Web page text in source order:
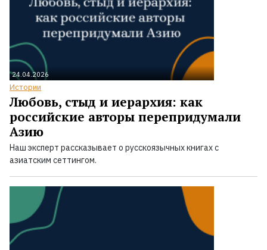
24.04.2026
Истории
Любовь, стыд и иерархия: как
российские авторы перепридумали
Азию
Наш эксперт рассказывает о русскоязычных книгах с
азиатским сеттингом.